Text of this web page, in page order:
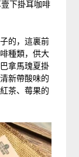
壹下掛耳咖啡
的，這裏前
種類，供大
拿馬瑰夏掛
新帶酸味的
茶、莓果的